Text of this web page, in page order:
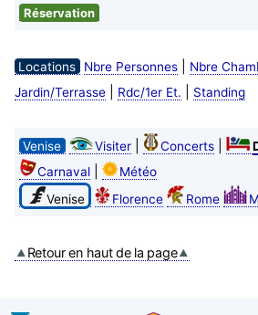
Réservation
Locations Nbre Personnes| Nbre
Jardin/Terrasse| Rdc/1er Et. Standing
Venise Visiter| Concerts|
Carnaval|
Météo
Venise
Florence Rome
Retour en haut de la page